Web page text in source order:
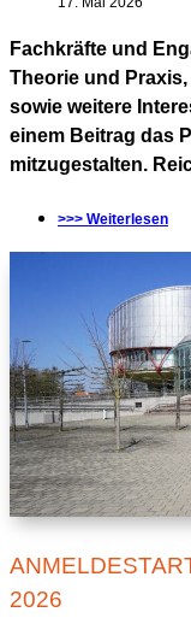
Fachkräfte und
Theorie und
sowie weitere
einem Beitrag das
mitzugestalten.
>>> Weiterlesen
2026